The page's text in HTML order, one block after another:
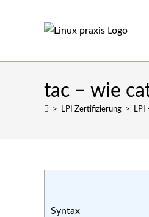
tac – wie
> LPI Zertifizierung > LPI
Syntax